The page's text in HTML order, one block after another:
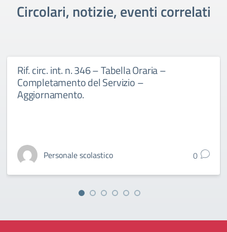
Circolari, notizie, eventi correlati
Rif. circ. int. n. 346 – Tabella Oraria –
Completamento del Servizio –
Aggiornamento.
Personale scolastico 0